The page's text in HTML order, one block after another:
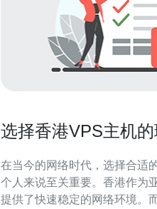
选择香港VPS主机
在当今的网络时代，选择合适
个人来说至关重要。香港作为
提供了快速稳定的网络环境。